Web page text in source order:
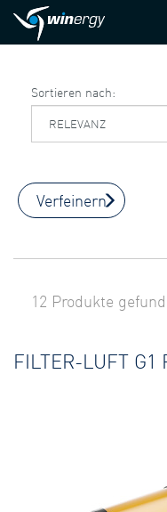
Sortieren nach:
Verfeinern
12 Produkte
FILTER-LUFT G1